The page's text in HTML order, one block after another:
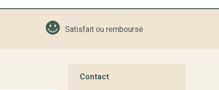
Satisfait ou remboursé
Contact